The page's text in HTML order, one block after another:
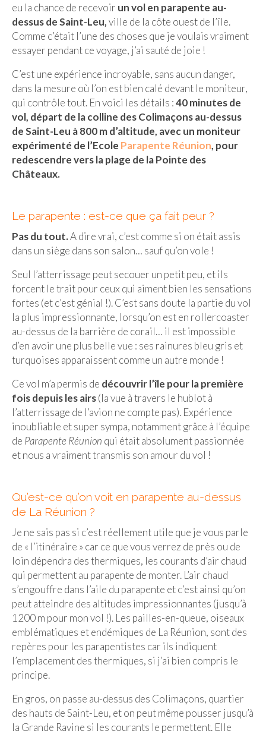
Chili
Paraguay
Lac Titicaca
Machu Picchu
ASIE
Chine
Guilin & Yangshuo
Xi’An
Corée du Sud
Japon
Fukuoka
Kamakura
Kyoto
Mont Fuji
Nikko
Tokyo
Malaisie
Penang
Singapour
Vietnam
Baie d’Halong
Hanoi
Hué
Mai Chau
Ninh Binh
Quy Nhon
eu la chance de recevoir un vol en parapente au-
dessus de Saint-Leu,ville de la côte ouest de l’île.
Comme c’était l’une des choses que je voulais vraiment
essayer pendant ce voyage, j’ai sauté de joie !
C’est une expérience incroyable, sans aucun danger,
dans la mesure où l’on est bien calé devant le moniteur,
qui contrôle tout. En voici les détails :40 minutes de
vol, départ de la colline des Colimaçons au-dessus
de Saint-Leu à 800 m d’altitude, avec un moniteur
expérimenté de l’Ecole Parapente Réunion, pour
redescendre vers la plage de la Pointe des
Châteaux.
Le parapente : est-ce que ça fait peur ?
Pas du tout.A dire vrai, c’est comme si on était assis
dans un siège dans son salon… sauf qu’on vole !
Seul l’atterrissage peut secouer un petit peu, et ils
forcent le trait pour ceux qui aiment bien les sensations
fortes (et c’est génial !). C’est sans doute la partie du vol
la plus impressionnante, lorsqu’on est en rollercoaster
au-dessus de la barrière de corail… il est impossible
d’en avoir une plus belle vue : ses rainures bleu gris et
turquoises apparaissent comme un autre monde !
Ce vol m’a permis de découvrir l’île pour la première
fois depuis les airs(la vue à travers le hublot à
l’atterrissage de l’avion ne compte pas). Expérience
inoubliable et super sympa, notamment grâce à l’équipe
de Parapente Réunion qui était absolument passionnée
et nous a vraiment transmis son amour du vol !
Qu’est-ce qu’on voit en parapente au-dessus
de La Réunion ?
Je ne sais pas si c’est réellement utile que je vous parle
de « l’itinéraire » car ce que vous verrez de près ou de
loin dépendra des thermiques, les courants d’air chaud
qui permettent au parapente de monter. L’air chaud
s’engouffre dans l’aile du parapente et c’est ainsi qu’on
peut atteindre des altitudes impressionnantes (jusqu’à
1200 m pour mon vol !). Les pailles-en-queue, oiseaux
emblématiques et endémiques de La Réunion, sont des
repères pour les parapentistes car ils indiquent
l’emplacement des thermiques, si j’ai bien compris le
principe.
En gros, on passe au-dessus des Colimaçons, quartier
des hauts de Saint-Leu, et on peut même pousser jusqu’à
la Grande Ravine si les courants le permettent. Elle